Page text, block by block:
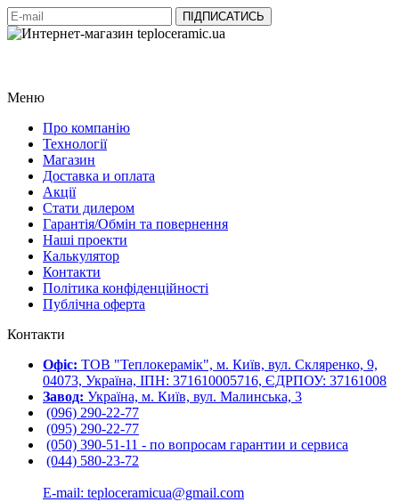
Меню
Про компанію
Технології
Магазин
Доставка и оплата
Акції
Стати дилером
Гарантія/Обмін та повернення
Наші проекти
Калькулятор
Контакти
Політика конфіденційності
Публічна оферта
Контакти
Офіс: ТОВ "Теплокерамік", м. Київ, вул. Скляренко, 9,
04073, Україна, ІПН: 371610005716, ЄДРПОУ: 37161008
Завод: Україна, м. Київ, вул. Малинська, 3
(096) 290-22-77
(095) 290-22-77
(050) 390-51-11 - по вопросам гарантии и cервиса
(044) 580-23-72
E-mail: teploceramicua@gmail.com